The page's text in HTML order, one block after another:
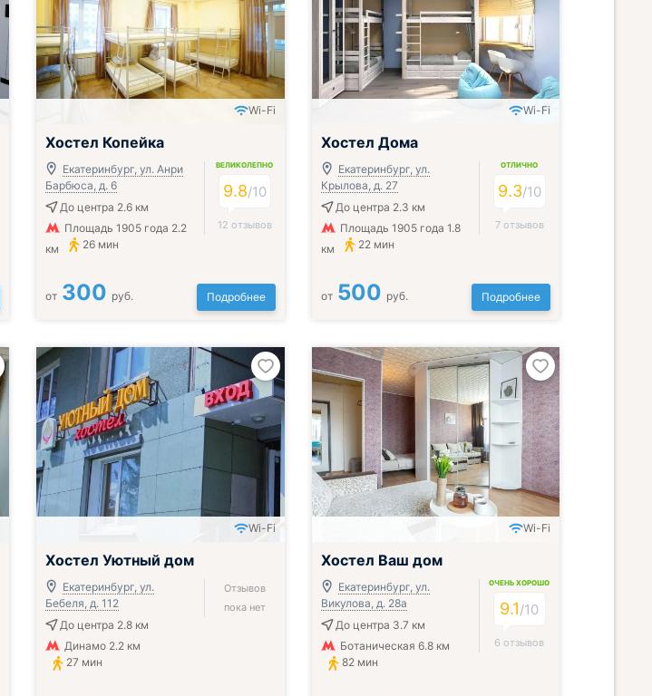
Wi-Fi
Хостел Копейка
Екатеринбург, ул. Анри
Барбюса, д. 6
До центра 2.6 км
Площадь 1905 года 2.2
км
26 мин
ВЕЛИКОЛЕПНО
9.8/10
12 отзывов
от 300 руб. Подробнее
Wi-Fi
Хостел Дома
Екатеринбург, ул.
Крылова, д. 27
До центра 2.3 км
Площадь 1905 года 1.8
км
22 мин
ОТЛИЧНО
9.3/10
7 отзывов
от 500 руб. Подробнее
Wi-Fi
Хостел Уютный дом
Екатеринбург, ул.
Бебеля, д. 112
До центра 2.8 км
Динамо 2.2 км
27 мин
Отзывов
пока нет
Wi-Fi
Хостел Ваш дом
Екатеринбург, ул.
Викулова, д. 28а
До центра 3.7 км
Ботаническая 6.8 км
82 мин
ОЧЕНЬ ХОРОШО
9.1/10
6 отзывов